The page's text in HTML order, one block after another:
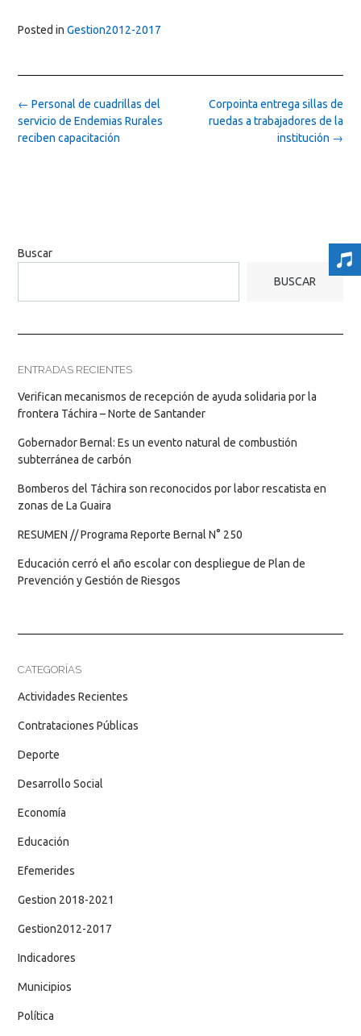
Posted in Gestion2012-2017
Post
navigation
Corpointa entrega sillas de
ruedas a trabajadores de la
institución →
← Personal de cuadrillas del
servicio de Endemias Rurales
reciben capacitación
Buscar
BUSCAR
ENTRADAS RECIENTES
Verifican mecanismos de recepción de ayuda solidaria por la
frontera Táchira – Norte de Santander
Gobernador Bernal: Es un evento natural de combustión
subterránea de carbón
Bomberos del Táchira son reconocidos por labor rescatista en
zonas de La Guaira
RESUMEN // Programa Reporte Bernal N° 250
Educación cerró el año escolar con despliegue de Plan de
Prevención y Gestión de Riesgos
CATEGORÍAS
Actividades Recientes
Contrataciones Públicas
Deporte
Desarrollo Social
Economía
Educación
Efemerides
Gestion 2018-2021
Gestion2012-2017
Indicadores
Municipios
Política